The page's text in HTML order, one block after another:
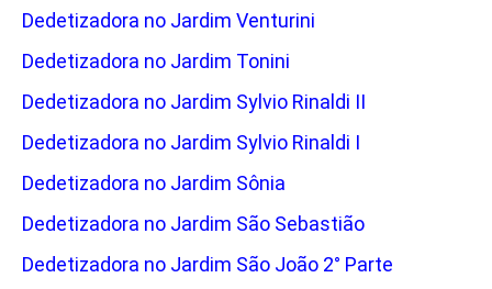
Dedetizadora no Jardim Venturini
Dedetizadora no Jardim Tonini
Dedetizadora no Jardim Sylvio Rinaldi II
Dedetizadora no Jardim Sylvio Rinaldi I
Dedetizadora no Jardim Sônia
Dedetizadora no Jardim São Sebastião
Dedetizadora no Jardim São João 2° Parte